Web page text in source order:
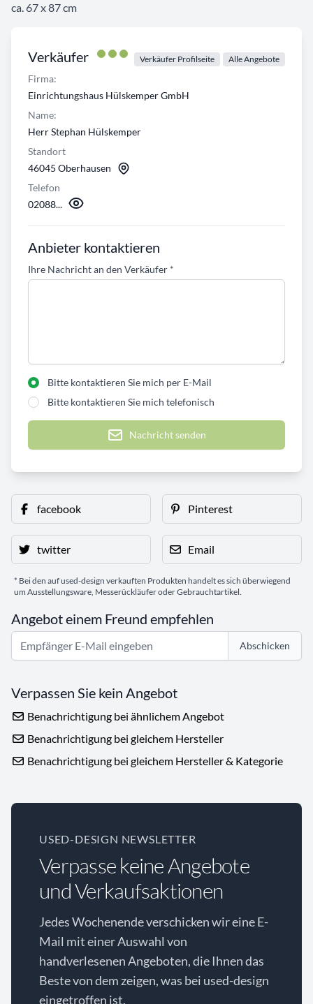
Verkäufer Verkäufer Profilseite Alle Angebote
Firma:
Einrichtungshaus Hülskemper GmbH
Name:
Herr Stephan Hülskemper
Standort
46045 Oberhausen
Telefon
02088...
Anbieter kontaktieren
Ihre Nachricht an den Verkäufer *
Bitte kontaktieren Sie mich per E-Mail
Bitte kontaktieren Sie mich telefonisch
Nachricht senden
ca. 67 x 87 cm
facebook Pinterest
twitter Email
* Bei den auf used-design verkauften Produkten handelt es sich überwiegend
um Ausstellungsware, Messerückläufer oder Gebrauchtartikel.
Angebot einem Freund empfehlen
Abschicken
Verpassen Sie kein Angebot
Benachrichtigung bei ähnlichem Angebot
Benachrichtigung bei gleichem Hersteller
Benachrichtigung bei gleichem Hersteller & Kategorie
USED-DESIGN NEWSLETTER
Verpasse keine Angebote
und Verkaufsaktionen
Jedes Wochenende verschicken wir eine E-
Mail mit einer Auswahl von
handverlesenen Angeboten, die Ihnen das
Beste von dem zeigen, was bei used-design
eingetroffen ist.